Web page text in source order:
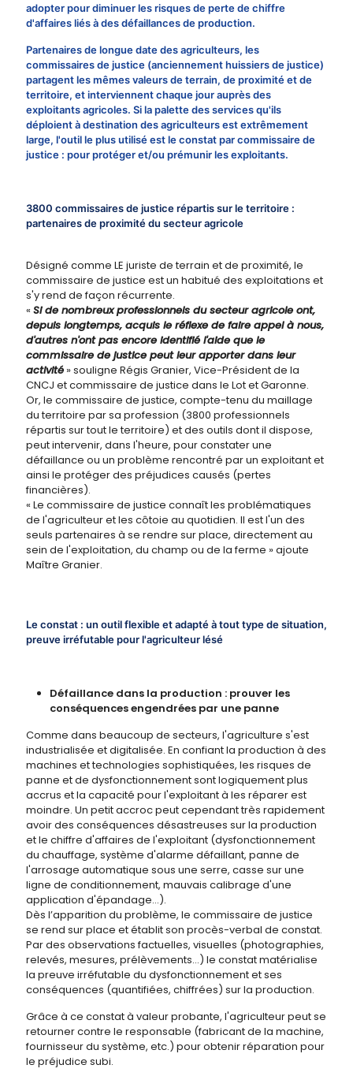
adopter pour diminuer les risques de perte de chiffre
d'affaires liés à des défaillances de production.
Partenaires de longue date des agriculteurs, les
commissaires de justice (anciennement huissiers de justice)
partagent les mêmes valeurs de terrain, de proximité et de
territoire, et interviennent chaque jour auprès des
exploitants agricoles. Si la palette des services qu'ils
déploient à destination des agriculteurs est extrêmement
large, l'outil le plus utilisé est le constat par commissaire de
justice : pour protéger et/ou prémunir les exploitants.
3800 commissaires de justice répartis sur le territoire :
partenaires de proximité du secteur agricole
Désigné comme LE juriste de terrain et de proximité, le
commissaire de justice est un habitué des exploitations et
s'y rend de façon récurrente.
« Si de nombreux professionnels du secteur agricole ont,
depuis longtemps, acquis le réflexe de faire appel à nous,
d'autres n'ont pas encore identifié l'aide que le
commissaire de justice peut leur apporter dans leur
activité» souligne Régis Granier, Vice-Président de la
CNCJ et commissaire de justice dans le Lot et Garonne.
Or, le commissaire de justice, compte-tenu du maillage
du territoire par sa profession (3800 professionnels
répartis sur tout le territoire) et des outils dont il dispose,
peut intervenir, dans l'heure, pour constater une
défaillance ou un problème rencontré par un exploitant et
ainsi le protéger des préjudices causés (pertes
financières).
« Le commissaire de justice connaît les problématiques
de l'agriculteur et les côtoie au quotidien. Il est l'un des
seuls partenaires à se rendre sur place, directement au
sein de l'exploitation, du champ ou de la ferme » ajoute
Maître Granier.
Le constat : un outil flexible et adapté à tout type de situation,
preuve irréfutable pour l'agriculteur lésé
Défaillance dans la production : prouver les
conséquences engendrées par une panne
Comme dans beaucoup de secteurs, l'agriculture s'est
industrialisée et digitalisée. En confiant la production à des
machines et technologies sophistiquées, les risques de
panne et de dysfonctionnement sont logiquement plus
accrus et la capacité pour l'exploitant à les réparer est
moindre. Un petit accroc peut cependant très rapidement
avoir des conséquences désastreuses sur la production
et le chiffre d'affaires de l'exploitant (dysfonctionnement
du chauffage, système d'alarme défaillant, panne de
l'arrosage automatique sous une serre, casse sur une
ligne de conditionnement, mauvais calibrage d'une
application d'épandage...).
Dès l’apparition du problème, le commissaire de justice
se rend sur place et établit son procès-verbal de constat.
Par des observations factuelles, visuelles (photographies,
relevés, mesures, prélèvements…) le constat matérialise
la preuve irréfutable du dysfonctionnement et ses
conséquences (quantifiées, chiffrées) sur la production.
Grâce à ce constat à valeur probante, l'agriculteur peut se
retourner contre le responsable (fabricant de la machine,
fournisseur du système, etc.) pour obtenir réparation pour
le préjudice subi.